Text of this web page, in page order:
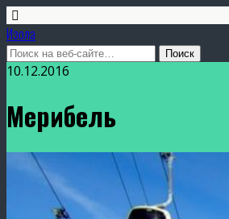
Изола
10.12.2016
Мерибель